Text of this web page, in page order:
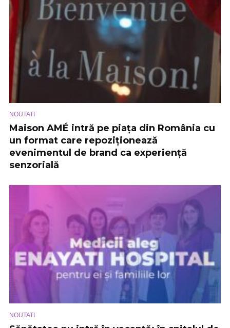
NOUTATI
Maison AMÉ intră pe piața din România cu
un format care repoziționează
evenimentul de brand ca experiență
senzorială
NOUTATI